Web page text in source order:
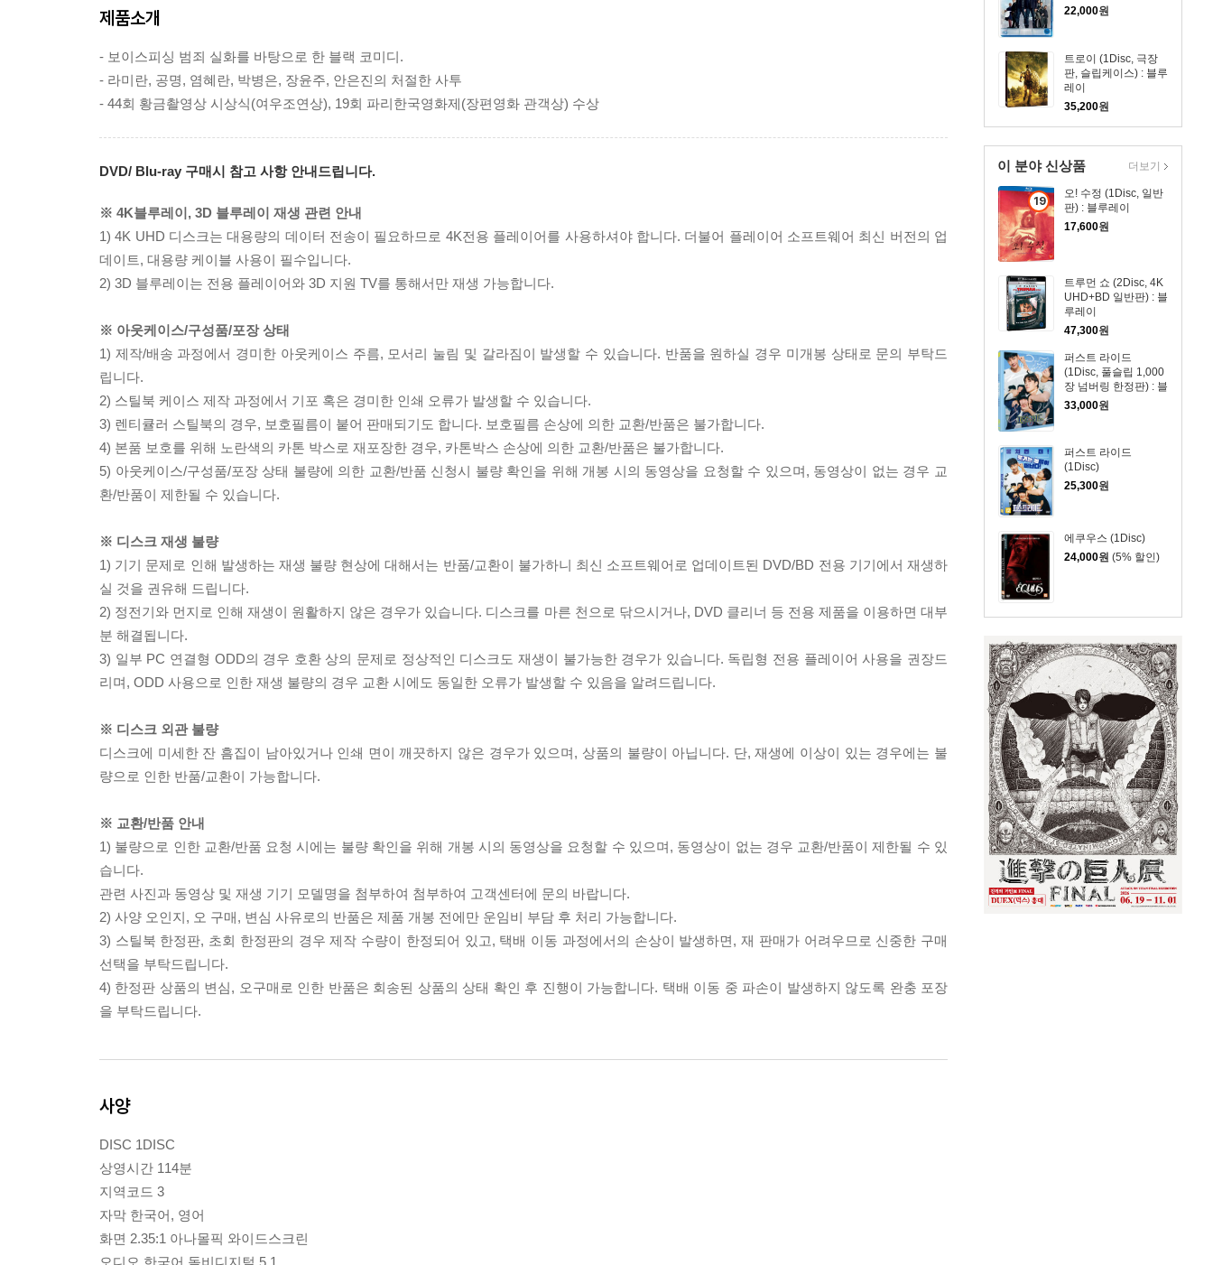
22,000원
트로이 (1Disc, 극장
판, 슬립케이스) : 블루
레이
35,200원
이 분야 신상품
19
세
이
상
상
품
오! 수정 (1Disc, 일반
판) : 블루레이
17,600원
트루먼 쇼 (2Disc, 4K
UHD+BD 일반판) : 블
루레이
47,300원
퍼스트 라이드
(1Disc, 풀슬립 1,000
장 넘버링 한정판) : 블
루레이
33,000원
퍼스트 라이드
(1Disc)
25,300원
에쿠우스 (1Disc)
24,000원 (5% 할인)
더보기
제품소개
- 보이스피싱 범죄 실화를 바탕으로 한 블랙 코미디.
- 라미란, 공명, 염혜란, 박병은, 장윤주, 안은진의 처절한 사투
- 44회 황금촬영상 시상식(여우조연상), 19회 파리한국영화제(장편영화 관객상) 수상
DVD/ Blu-ray 구매시 참고 사항 안내드립니다.
※ 4K블루레이, 3D 블루레이 재생 관련 안내
1) 4K UHD 디스크는 대용량의 데이터 전송이 필요하므로 4K전용 플레이어를 사용하셔야 합니다. 더불어 플레이어 소프트웨어 최신 버전의 업
데이트, 대용량 케이블 사용이 필수입니다.
2) 3D 블루레이는 전용 플레이어와 3D 지원 TV를 통해서만 재생 가능합니다.
※ 아웃케이스/구성품/포장 상태
1) 제작/배송 과정에서 경미한 아웃케이스 주름, 모서리 눌림 및 갈라짐이 발생할 수 있습니다. 반품을 원하실 경우 미개봉 상태로 문의 부탁드
립니다.
2) 스틸북 케이스 제작 과정에서 기포 혹은 경미한 인쇄 오류가 발생할 수 있습니다.
3) 렌티큘러 스틸북의 경우, 보호필름이 붙어 판매되기도 합니다. 보호필름 손상에 의한 교환/반품은 불가합니다.
4) 본품 보호를 위해 노란색의 카톤 박스로 재포장한 경우, 카톤박스 손상에 의한 교환/반품은 불가합니다.
5) 아웃케이스/구성품/포장 상태 불량에 의한 교환/반품 신청시 불량 확인을 위해 개봉 시의 동영상을 요청할 수 있으며, 동영상이 없는 경우 교
환/반품이 제한될 수 있습니다.
※ 디스크 재생 불량
1) 기기 문제로 인해 발생하는 재생 불량 현상에 대해서는 반품/교환이 불가하니 최신 소프트웨어로 업데이트된 DVD/BD 전용 기기에서 재생하
실 것을 권유해 드립니다.
2) 정전기와 먼지로 인해 재생이 원활하지 않은 경우가 있습니다. 디스크를 마른 천으로 닦으시거나, DVD 클리너 등 전용 제품을 이용하면 대부
분 해결됩니다.
3) 일부 PC 연결형 ODD의 경우 호환 상의 문제로 정상적인 디스크도 재생이 불가능한 경우가 있습니다. 독립형 전용 플레이어 사용을 권장드
리며, ODD 사용으로 인한 재생 불량의 경우 교환 시에도 동일한 오류가 발생할 수 있음을 알려드립니다.
※ 디스크 외관 불량
디스크에 미세한 잔 흠집이 남아있거나 인쇄 면이 깨끗하지 않은 경우가 있으며, 상품의 불량이 아닙니다. 단, 재생에 이상이 있는 경우에는 불
량으로 인한 반품/교환이 가능합니다.
※ 교환/반품 안내
1) 불량으로 인한 교환/반품 요청 시에는 불량 확인을 위해 개봉 시의 동영상을 요청할 수 있으며, 동영상이 없는 경우 교환/반품이 제한될 수 있
습니다.
관련 사진과 동영상 및 재생 기기 모델명을 첨부하여 첨부하여 고객센터에 문의 바랍니다.
2) 사양 오인지, 오 구매, 변심 사유로의 반품은 제품 개봉 전에만 운임비 부담 후 처리 가능합니다.
3) 스틸북 한정판, 초회 한정판의 경우 제작 수량이 한정되어 있고, 택배 이동 과정에서의 손상이 발생하면, 재 판매가 어려우므로 신중한 구매
선택을 부탁드립니다.
4) 한정판 상품의 변심, 오구매로 인한 반품은 회송된 상품의 상태 확인 후 진행이 가능합니다. 택배 이동 중 파손이 발생하지 않도록 완충 포장
을 부탁드립니다.
사양
DISC 1DISC
상영시간 114분
지역코드 3
자막 한국어, 영어
화면 2.35:1 아나몰픽 와이드스크린
오디오 한국어 돌비디지털 5.1